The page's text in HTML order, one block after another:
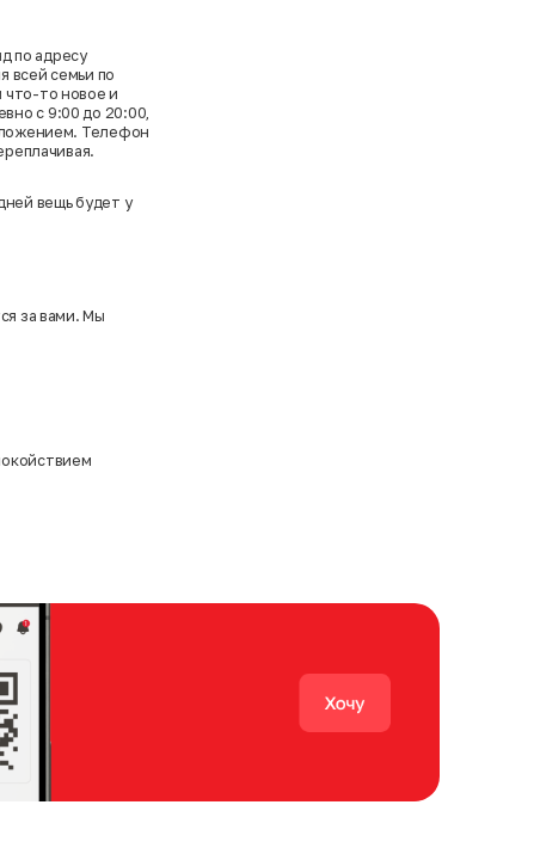
по адресу
всей семьи по
что-то новое и
с 9:00 до 20:00,
Телефон
вещь будет у
за вами. Мы